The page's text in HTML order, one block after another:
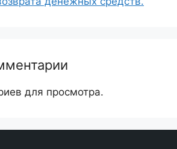
для просмотра.